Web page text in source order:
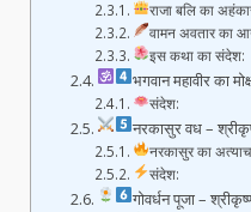
राजा बलि का
वामन अवतार का
इस कथा का संदेश:
भगवान महावीर का
संदेश:
नरकासुर वध –
नरकासुर का
संदेश:
गोवर्धन पूजा –